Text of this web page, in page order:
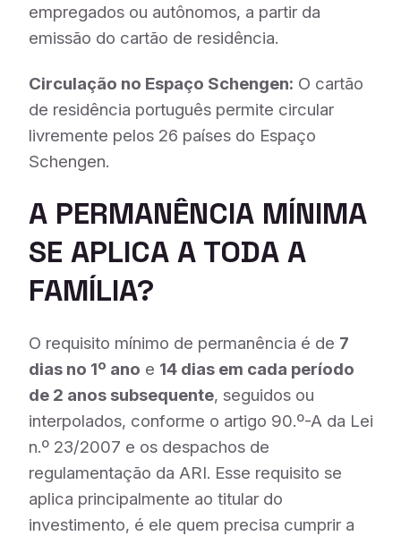
empregados ou autônomos, a partir da
emissão do cartão de residência.
Circulação no Espaço Schengen: O cartão
de residência português permite circular
livremente pelos 26 países do Espaço
Schengen.
A PERMANÊNCIA MÍNIMA
SE APLICA A TODA A
FAMÍLIA?
O requisito mínimo de permanência é de 7
dias no 1º ano e 14 dias em cada período
de 2 anos subsequente, seguidos ou
interpolados, conforme o artigo 90.º-A da Lei
n.º 23/2007 e os despachos de
regulamentação da ARI. Esse requisito se
aplica principalmente ao titular do
investimento, é ele quem precisa cumprir a